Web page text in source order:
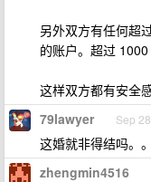
另外双方有任何超
的账户。超过 1000
这样双方都有安全感
79lawyer Sep
这婚就非得结吗。。
zhengmin4516